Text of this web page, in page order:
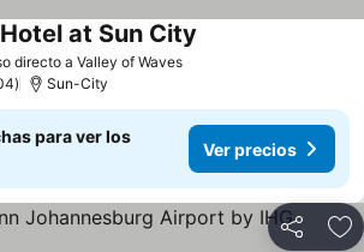
directo a Valley of WavesVer precios
at Sun City
Sun-City
para ver los
Ver precios
Compartir